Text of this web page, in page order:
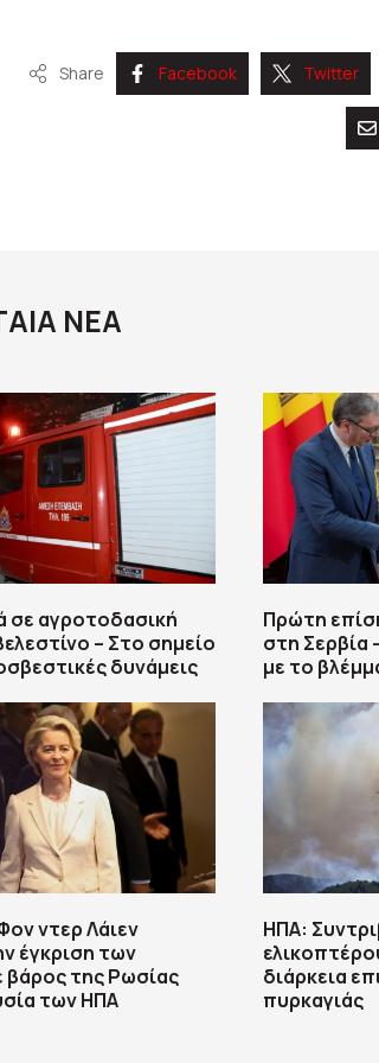
Share Facebook Twitter
ΝΕΑ
σε αγροτοδασική
– Στο σημείο
δυνάμεις
ντερ Λάιεν
έγκριση των
της Ρωσίας
των ΗΠΑ
Πρώτη
στη Σερβία
με το
ΗΠΑ:
διάρκεια
πυρκαγιάς